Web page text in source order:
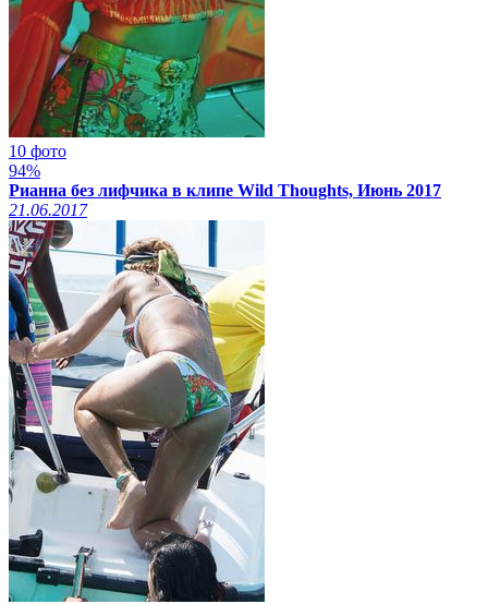
10 фото
94%
Рианна без лифчика в клипе Wild Thoughts, Июнь 2017
21.06.2017